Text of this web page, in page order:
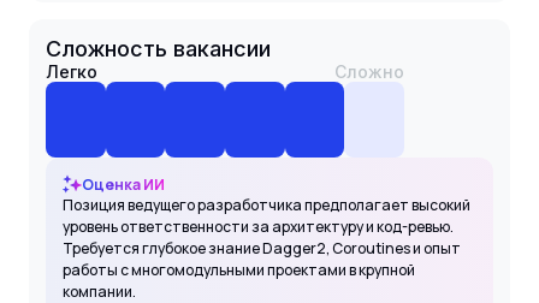
Сложность вакансии
Легко Сложно
Оценка ИИ
Позиция ведущего разработчика предполагает высокий
уровень ответственности за архитектуру и код-ревью.
Требуется глубокое знание Dagger2, Coroutines и опыт
работы с многомодульными проектами в крупной
компании.